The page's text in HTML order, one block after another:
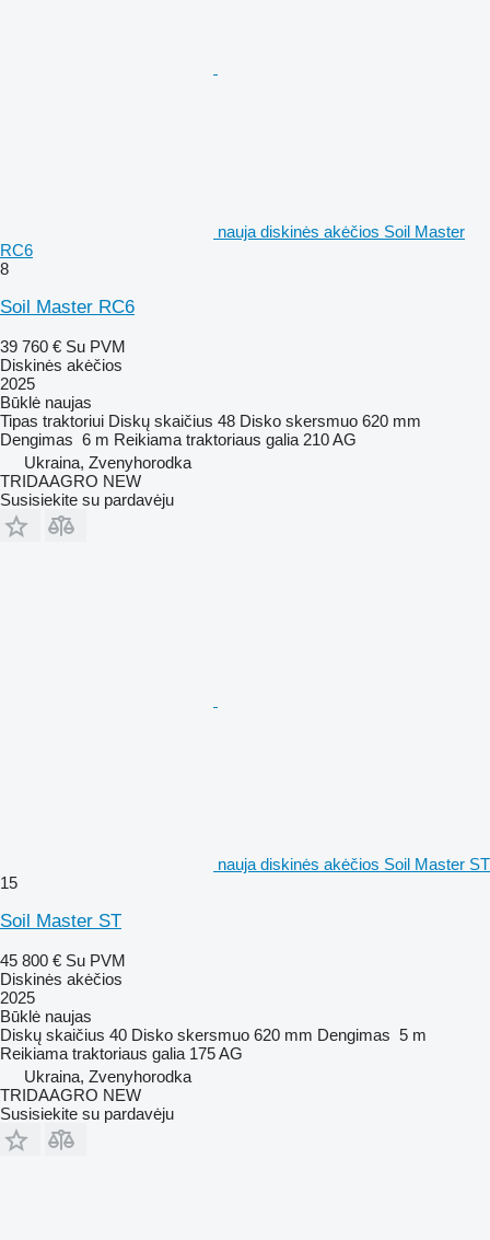
nauja diskinės akėčios Soil Master
RC6
8
Soil Master RC6
39 760 € Su PVM
Diskinės akėčios
2025
Būklė naujas
Tipas traktoriui Diskų skaičius 48 Disko skersmuo 620 mm
Dengimas 6 m Reikiama traktoriaus galia 210 AG
Ukraina, Zvenyhorodka
TRIDAAGRO NEW
Susisiekite su pardavėju
nauja diskinės akėčios Soil Master ST
15
Soil Master ST
45 800 € Su PVM
Diskinės akėčios
2025
Būklė naujas
Diskų skaičius 40 Disko skersmuo 620 mm Dengimas 5 m
Reikiama traktoriaus galia 175 AG
Ukraina, Zvenyhorodka
TRIDAAGRO NEW
Susisiekite su pardavėju